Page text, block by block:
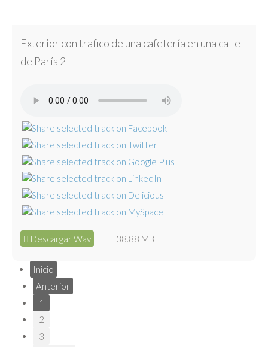
Exterior con trafico de una cafetería en una calle
de París 2
Descargar Wav 38.88 MB
Inicio
Anterior
1
2
3